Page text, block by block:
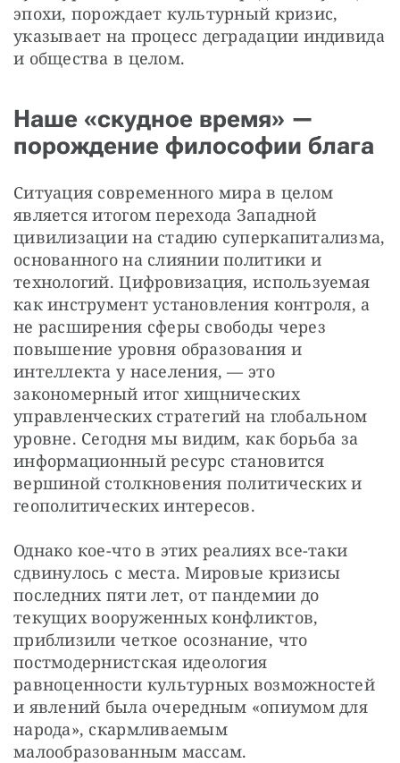
эпохи, порождает культурный кризис,
указывает на процесс деградации индивида
и общества в целом.
Наше «скудное время» —
порождение философии блага
Ситуация современного мира в целом
является итогом перехода Западной
цивилизации на стадию суперкапитализма,
основанного на слиянии политики и
технологий. Цифровизация, используемая
как инструмент установления контроля, а
не расширения сферы свободы через
повышение уровня образования и
интеллекта у населения, — это
закономерный итог хищнических
управленческих стратегий на глобальном
уровне. Сегодня мы видим, как борьба за
информационный ресурс становится
вершиной столкновения политических и
геополитических интересов.
Однако кое-что в этих реалиях все-таки
сдвинулось с места. Мировые кризисы
последних пяти лет, от пандемии до
текущих вооруженных конфликтов,
приблизили четкое осознание, что
постмодернистская идеология
равноценности культурных возможностей
и явлений была очередным «опиумом для
народа», скармливаемым
малообразованным массам.